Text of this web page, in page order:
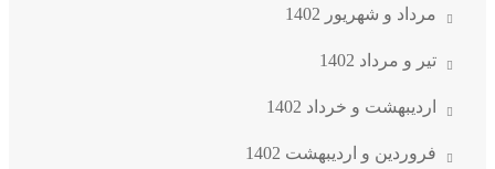
مرداد و شهریور 1402
تیر و مرداد 1402
اردیبهشت و خرداد 1402
فروردین و اردیبهشت 1402